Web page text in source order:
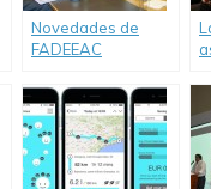
Novedades de
FADEEAC
Argentina de
Entidades
Empresarias del
Autotransporte de
Cargas)